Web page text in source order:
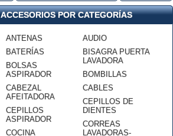
ACCESORIOS POR CATEGORÍAS
ANTENAS
BATERÍAS
BOLSAS
ASPIRADOR
CABEZAL
AFEITADORA
CEPILLOS
ASPIRADOR
COCINA
AUDIO
BISAGRA PUERTA
LAVADORA
BOMBILLAS
CABLES
CEPILLOS DE
DIENTES
CORREAS
LAVADORAS-